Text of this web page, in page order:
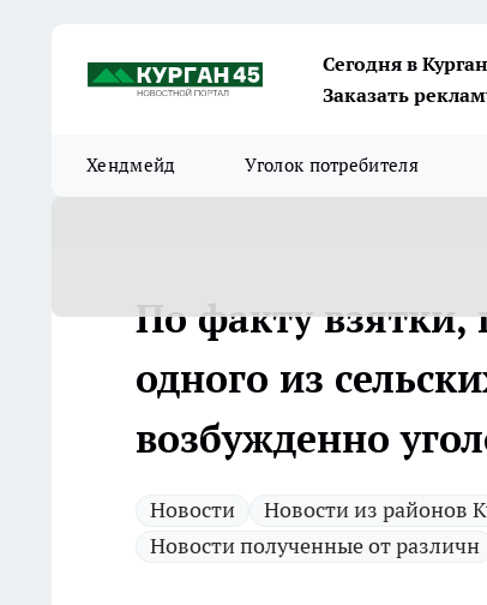
Сегодня в
Заказать
Хендмейд Уголок потребителя
По факту взятки,
одного из
возбужденно
Новости Новости из районов
Новости полученные от различн